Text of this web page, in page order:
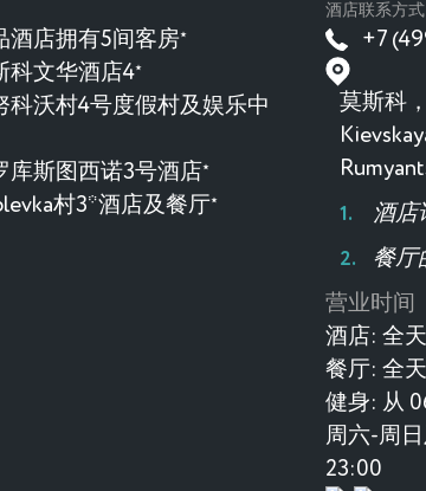
酒店拥有5间客房★
科文华酒店4★
科沃村4号度假村及娱乐中
库斯图西诺3号酒店 ★
村3*酒店及餐厅★
酒店联系方式
+7
莫斯科
酒店
餐厅
营业时间
酒店: 全
餐厅: 全
健身: 从
周六-周
23:00